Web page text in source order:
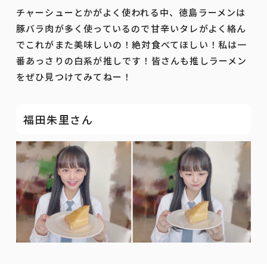
チャーシューとかがよく使われる中、徳島ラーメンは
豚バラ肉が多く使っているので甘辛いタレがよく絡ん
でこれがまた美味しいの！絶対食べてほしい！私は一
番あっさりの白系が推しです！皆さんも推しラーメン
をぜひ見つけてみてねー！
福田朱里さん